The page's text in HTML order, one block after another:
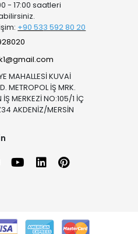
- 17:00 saatleri
+90 533 592 80 20
MAHALLESİ KUVAİ
METROPOL İŞ MRK.
İŞ MERKEZİ NO:105/1 İÇ
AKDENİZ/MERSİN